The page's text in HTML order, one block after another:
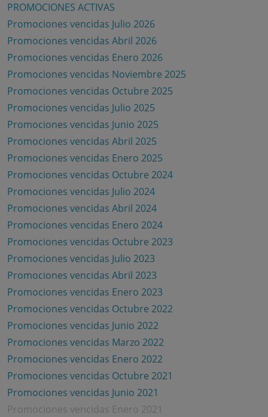
PROMOCIONES ACTIVAS
Promociones vencidas Julio 2026
Promociones vencidas Abril 2026
Promociones vencidas Enero 2026
Promociones vencidas Noviembre 2025
Promociones vencidas Octubre 2025
Promociones vencidas Julio 2025
Promociones vencidas Junio 2025
Promociones vencidas Abril 2025
Promociones vencidas Enero 2025
Promociones vencidas Octubre 2024
Promociones vencidas Julio 2024
Promociones vencidas Abril 2024
Promociones vencidas Enero 2024
Promociones vencidas Octubre 2023
Promociones vencidas Julio 2023
Promociones vencidas Abril 2023
Promociones vencidas Enero 2023
Promociones vencidas Octubre 2022
Promociones vencidas Junio 2022
Promociones vencidas Marzo 2022
Promociones vencidas Enero 2022
Promociones vencidas Octubre 2021
Promociones vencidas Junio 2021
Promociones vencidas Enero 2021